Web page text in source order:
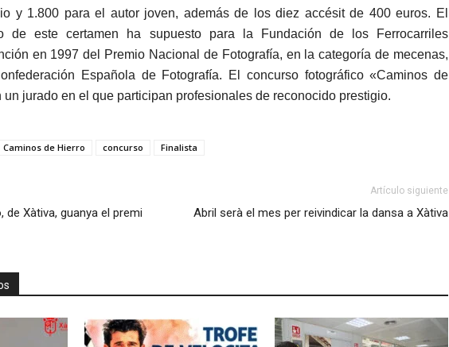
y 1.800 para el autor joven, además de los diez accésit de 400 euros. El
de este certamen ha supuesto para la Fundación de los Ferrocarriles
en 1997 del Premio Nacional de Fotografía, en la categoría de mecenas,
Española de Fotografía. El concurso fotográfico «Caminos de
un jurado en el que participan profesionales de reconocido prestigio.
Caminos de Hierro concurso Finalista
de Xàtiva, guanya el premi
Artículo siguiente
Abril serà el mes per reivindicar la dansa a Xàtiva